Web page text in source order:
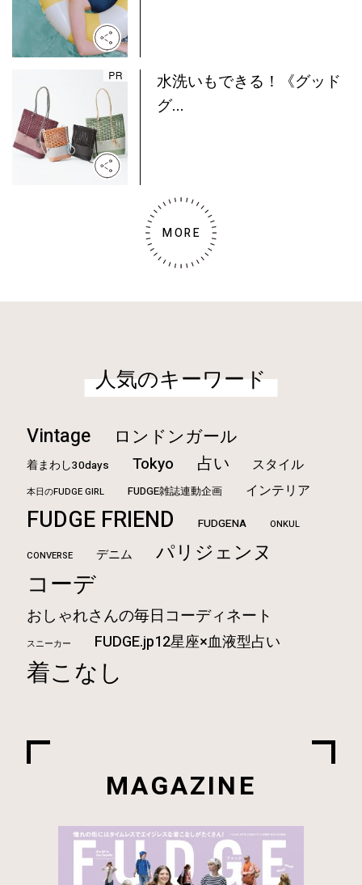
水洗いもできる！《グッド
グ...
MORE
人気のキーワード
Vintage ロンドンガール
着まわし30days Tokyo 占い スタイル
本日のFUDGE GIRL FUDGE雑誌連動企画 インテリア
FUDGE FRIEND FUDGENA ONKUL
CONVERSE デニム パリジェンヌ
コーデ
おしゃれさんの毎日コーディネート
スニーカー FUDGE.jp12星座×血液型占い
着こなし
MAGAZINE